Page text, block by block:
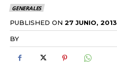
GENERALES
PUBLISHED ON 27 JUNIO, 2013
BY